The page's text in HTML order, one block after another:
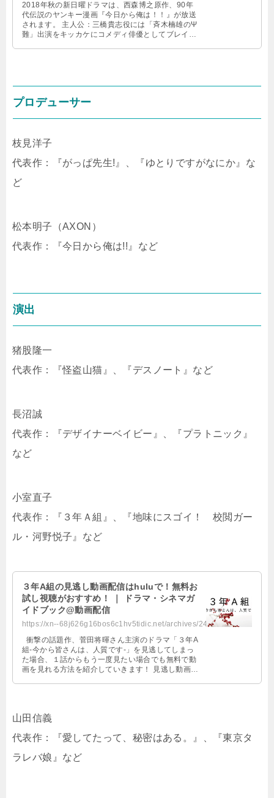
2018年秋の新日曜ドラマは、西森博之原作、90年
代伝説のヤンキー漫画『今日から俺は！！』が放送
されます。 主人公：三橋貴志役には「斉木楠雄のΨ
難」出演をキッカケにコメディ俳優としてブレイク
プロデューサー
枝見洋子
代表作：『がっぱ先生!』、『ゆとりですがなにか』な
ど
松本明子（AXON）
代表作：『今日から俺は!!』など
演出
猪股隆一
代表作：『怪盗山猫』、『デスノート』など
長沼誠
代表作：『デザイナーベイビー』、『プラトニック』
など
小室直子
代表作：『３年Ａ組』、『地味にスゴイ！ 校閲ガー
ル・河野悦子』など
３年A組の見逃し動画配信はhuluで！無料お
試し視聴がおすすめ！ ｜ ドラマ・シネマガ
イドブック@動画配信
https://xn--68j626g16bos6c1hv5tidic.net/archives/2494
衝撃の話題作、菅田将暉さん主演のドラマ「３年A
組-今から皆さんは、人質です-」を見逃してしまっ
た場合、１話からもう一度見たい場合でも無料で動
画を見れる方法を紹介していきます！ 見逃し動画
山田信義
代表作：『愛してたって、秘密はある。』、『東京タ
ラレバ娘』など